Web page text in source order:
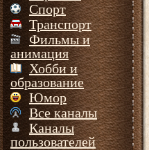
Спорт
Транспорт
Фильмы и
анимация
Хобби и
образование
Юмор
Все каналы
Каналы
пользователей